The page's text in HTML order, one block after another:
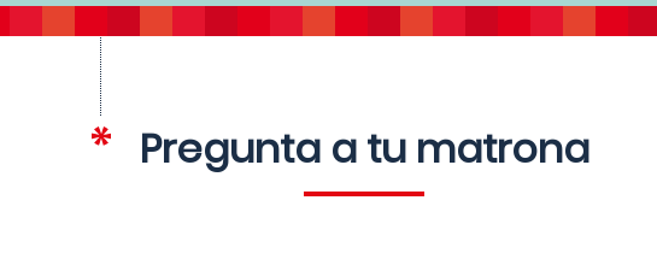
Pregunta a tu matrona